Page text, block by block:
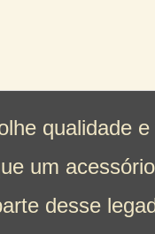
qualidade
um
desse